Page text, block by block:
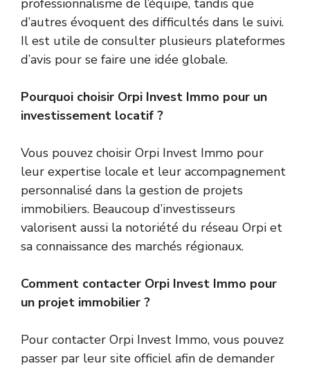
professionnalisme de l’équipe, tandis que
d’autres évoquent des difficultés dans le suivi.
Il est utile de consulter plusieurs plateformes
d’avis pour se faire une idée globale.
Pourquoi choisir Orpi Invest Immo pour un
investissement locatif ?
Vous pouvez choisir Orpi Invest Immo pour
leur expertise locale et leur accompagnement
personnalisé dans la gestion de projets
immobiliers. Beaucoup d’investisseurs
valorisent aussi la notoriété du réseau Orpi et
sa connaissance des marchés régionaux.
Comment contacter Orpi Invest Immo pour
un projet immobilier ?
Pour contacter Orpi Invest Immo, vous pouvez
passer par leur site officiel afin de demander